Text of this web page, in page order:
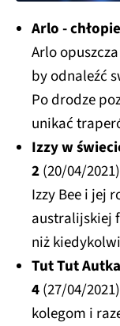
Arlo -
Arlo
by odnaleźć
Po drodze
unikać
Izzy w
2(20/04/
Izzy Bee i jej
australijskiej
niż
Tut Tut
4(27/04/
kolegom i